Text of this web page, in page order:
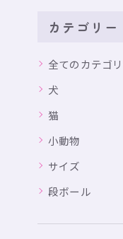
カテゴリー
全てのカテゴ
犬
猫
小動物
サイズ
段ボール